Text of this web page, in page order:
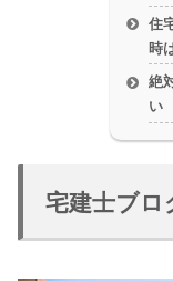
住
時
絶
い
宅建士ブロ